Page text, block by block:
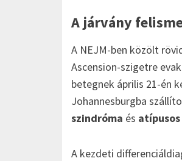
A járvány
A NEJM-ben közölt
Ascension-szigetre
betegnek április 21-én
Johannesburgba
szindróma és
A kezdeti